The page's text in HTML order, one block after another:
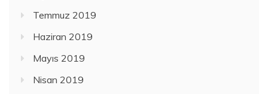
Temmuz 2019
Haziran 2019
Mayıs 2019
Nisan 2019